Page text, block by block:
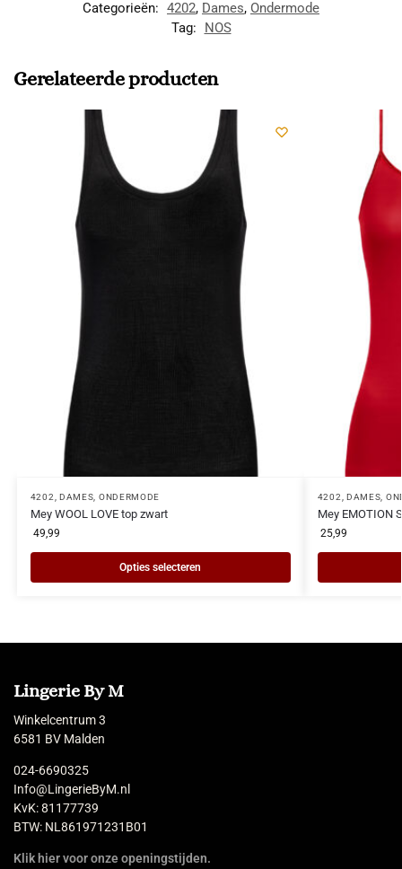
Categorieën: 4202, Dames, Ondermode
Tag:
NOS
Gerelateerde producten
4202 DAMES ONDERMODE
Mey WOOL LOVE top zwart
49,99
Opties selecteren
4202 DAMES
Mey EMOTION
25,99
Lingerie By M
Winkelcentrum 3
6581 BV Malden
024-6690325
Info@LingerieByM.nl
KvK: 81177739
BTW: NL861971231B01
Klik hier voor onze openingstijden.